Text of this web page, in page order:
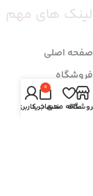
لینک های مهم
صفحه اصلی
فروشگاه
تماس با ما
علاقه مندی
0
سبد خرید
حساب کاربری من